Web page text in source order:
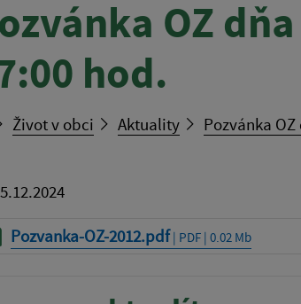
OZ
hod.
Život v obci Aktuality Pozvánka
Pozvanka-OZ-2012.pdf| PDF | 0.02 Mb